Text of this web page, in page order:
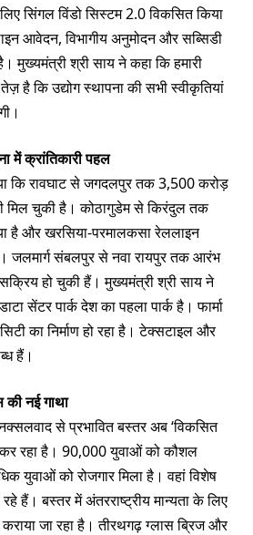
सिंगल विंडो सिस्टम 2.0 विकसित किया
आवेदन, विभागीय अनुमोदन और सब्सिडी
मुख्यमंत्री श्री साय ने कहा कि हमारी
है कि उद्योग स्थापना की सभी स्वीकृतियां
में क्रांतिकारी पहल
कि रावघाट से जगदलपुर तक 3,500 करोड़
मिल चुकी है। कोठागुडेम से किरंदुल तक
है और खरसिया-परमालकसा रेललाइन
जलमार्ग संबलपुर से नवा रायपुर तक आरंभ
सक्रिय हो चुकी हैं। मुख्यमंत्री श्री साय ने
सेंटर पार्क देश का पहला पार्क है। फार्मा
का निर्माण हो रहा है। टेक्सटाइल और
हैं।
नई गाथा
से प्रभावित बस्तर अब ‘विकसित
रहा है। 90,000 युवाओं को कौशल
युवाओं को रोजगार मिला है। वहां विशेष
रहे हैं। बस्तर में अंतरराष्ट्रीय मान्यता के लिए
जा रहा है। तीरथगढ़ ग्लास ब्रिज और